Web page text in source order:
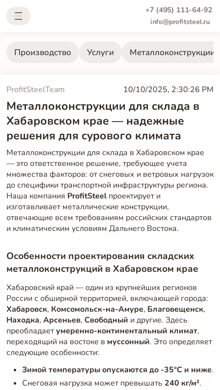
+7 (495) 111-64-92
info@profitsteel.ru
Производство Услуги Металлоконструкции
ProfitSteelTeam 10/10/2025, 2:30:26 PM
Металлоконструкции для склада в
Хабаровском крае — надежные
решения для сурового климата
Металлоконструкции для склада в Хабаровском крае
— это ответственное решение, требующее учета
множества факторов: от снеговых и ветровых нагрузок
до специфики транспортной инфраструктуры региона.
Наша компания ProfitSteelпроектирует и
изготавливает металлические конструкции,
отвечающие всем требованиям российских стандартов
и климатическим условиям Дальнего Востока.
Особенности проектирования складских
металлоконструкций в Хабаровском крае
Хабаровский край — один из крупнейших регионов
России с обширной территорией, включающей города:
Хабаровск, Комсомольск-на-Амуре, Благовещенск,
Находка, Арсеньев, Свободный и другие. Здесь
преобладаетумеренно-континентальный климат,
переходящий на востоке в муссонный. Это определяет
следующие особенности:
Зимой температуры опускаются до -35°C и ниже.
Снеговая нагрузка может превышать 240 кг/м².